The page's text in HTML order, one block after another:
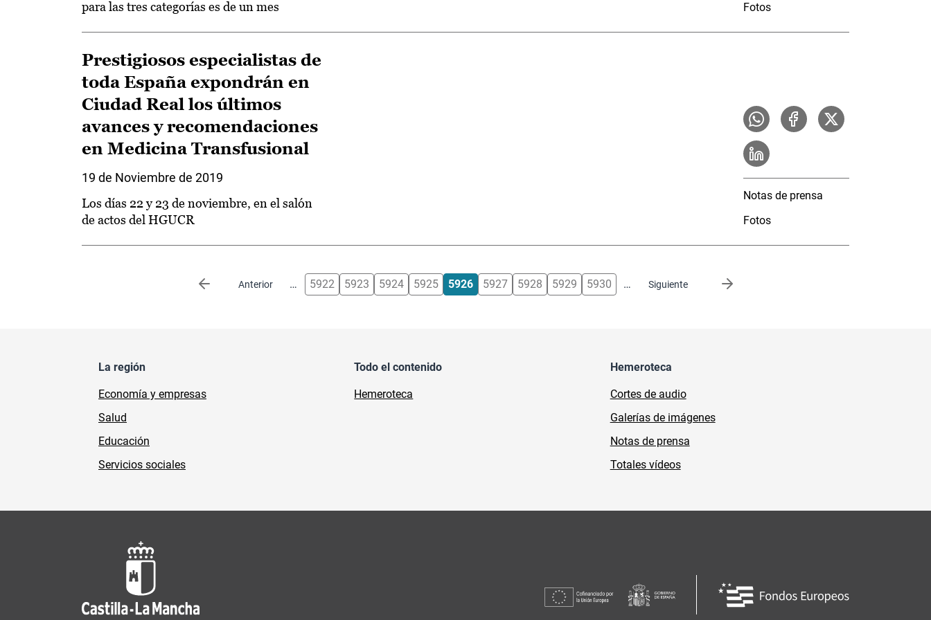
para las tres categorías es de un mes
Fotos
Prestigiosos especialistas de
toda España expondrán en
Ciudad Real los últimos
avances y recomendaciones
en Medicina Transfusional
19 de Noviembre de 2019
Los días 22 y 23 de noviembre, en el salón
de actos del HGUCR
Notas de prensa
Fotos
Anterior
Página anterior … 5922 5923 5924 5925 5926 5927 5928 5929 5930 … Siguiente
Siguiente página
La región
Economía y empresas
Salud
Educación
Servicios sociales
Todo el contenido
Hemeroteca
Hemeroteca
Cortes de audio
Galerías de imágenes
Notas de prensa
Totales vídeos